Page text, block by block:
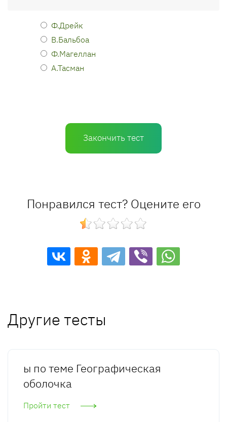
Ф.Дрейк
В.Бальбоа
Ф.Магеллан
А.Тасман
Закончить тест
Понравился тест? Оцените его
Другие тесты
ы по теме Географическая
оболочка
Пройти тест